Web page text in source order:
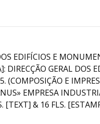
EDIFÍCIOS E
DIRECÇÃO GERAL DOS
E
EMPRESA
[TEXT] & 16 FLS.